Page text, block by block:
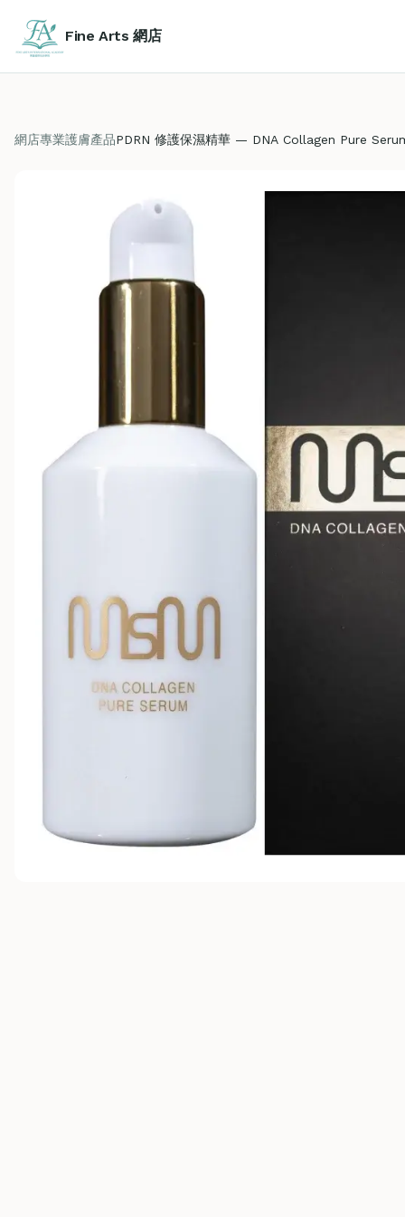
Fine Arts 網店
網店專業護膚產品PDRN 修護保濕精華 — DNA Collagen Pure